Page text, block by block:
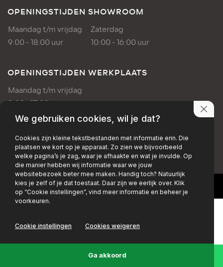
OPENINGSTIJDEN SHOWROOM
Maandag t/m vrijdag
Zaterdag
9:00 - 18:00 uur
10:00 - 16:00 uur
OPENINGSTIJDEN WERKPLAATS
Maandag t/m vrijdag
8:00 - 17:00 uur
+EMAIL +FACEBOOK+INSTAGRAM
We gebruiken cookies, wil je dat?
Cookies zijn kleine tekstbestanden met informatie erin. Die
plaatsen we kort op je apparaat. Zo zien we bijvoorbeeld
welke pagina’s je zag, waar je afhaakte en wat je invulde. Op
die manier hebben wij informatie waar we jouw
websitebezoek beter mee maken. Handig toch? Natuurlijk
kies je zelf of je dat toestaat. Daar zijn we eerlijk over. Klik
op “Cookie instellingen”, vind meer informatie en beheer je
voorkeuren.
Cookie instellingen Cookies weigeren
Ga akkoord